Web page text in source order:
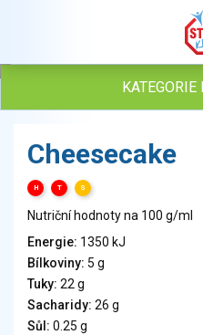
Vejce
Mléko
Veganské a vegetariánské
Tuky
Obiloviny, mouka, cereální
Chléb, pečivo, křehké chleby,
Cheesecake
H T S
Nutriční hodnoty na 100 g/ml
Energie: 1350 kJ
Bílkoviny: 5 g
Tuky: 22 g
Sacharidy: 26 g
Sůl: 0.25 g